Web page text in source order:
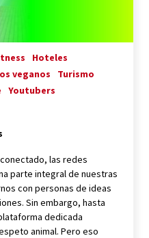
Casera para Crear Carne
Vegano
Colombia
Hoteles
veganos
Turismo
Youtubers
las redes
parte integral de nuestras
con personas de ideas
Sin embargo, hasta
dedicada
animal. Pero eso